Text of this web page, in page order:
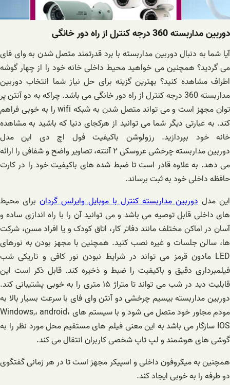
دوربین مداربسته 360 درجه کنترل از راه دور خانگی
آیا شما به دنبال دوربین مداربسته با برد قدرتمند متصل شدن به وای فای
می گردید؟ همچنین می خواهید محیط داخلی خانه خود را از چهار گوشه
اطراف مشاهده کنید؟ بهترین گزینه برای حل نیاز شما انتخاب دوربین
مداربسته 360 درجه کنترل از راه دور خانگی می باشد. چراکه به دو آنتن پر
توان مجهز است و می تواند متصل شدن به شبکه wifi را به خوبی فراهم
کند. به عبارتی دیگر شما می توانید از هرکجای دنیا که باشید به مشاهده
خانه خود بپردازید. رزولوشن باکیفیت فول اچ دی این مدل
دوربین مداربسته چرخشی عروسکی ۲ آنتنه، تصاویر واضح و شفافی را ارائه
می دهد. به علاوه قادر است تا ضبط شده های باکیفیت خود را در کارت
حافظه داخلی خود به ثبت برساند.
این مدل دوربین مداربسته کنترل با موبایل وایرلس گردان برای محیط
های داخلی قابل توصیه می باشد و می توانید آن را با راه اندازی ساده و
آسان در اماکن مختلف مانند دفاتر کار، اتاق کودک و یا افراد مسن، شرکت
ها، سالن جلسات و غیره نصب کنید. همچنین با مجهز بودن به نورهای
LED مادون قرمز می تواند در شرایط نبودن نور کافی و تاریکی شب
فیلمبرداری دقیق و باکیفیت را ضبط و ذخیره کند. قابل ذکر است این
قابلیت دید در شب می تواند تا متراژ ۱۵ متری را به خوبی پشتیبانی کند.
دوربین مداربسته بیسیم چرخشی دو آنتن وای فای با سرعت بسیار بالا به
مودم مجاور خود متصل می شود و با سیستم های Windows,، android،
IOS سازگار می باشد به این معنی فیلم های مستقیم محل مورد نظر را به
گوشی های هوشمند و لپ تاپ شخصی کاربران انتقال می کند‌.
همچنین به میکروفون داخلی و اسپیکر مجهز است تا در هر زمانی گفتگوی
دو طرفه را به خوبی ایجاد کند.